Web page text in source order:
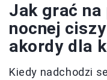
Jak grać na
nocnej
akordy dla
Kiedy nadchodzi